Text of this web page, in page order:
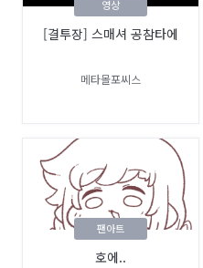
[결투장] 스매셔 공참타에
메타몰포씨스
영상
호에..
팬아트